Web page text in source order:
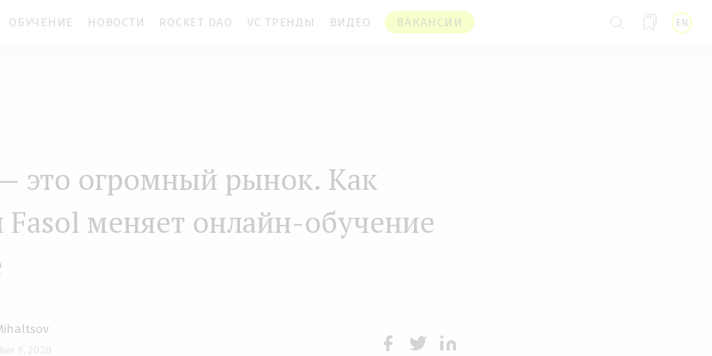
EN
ОБУЧЕНИЕ НОВОСТИ ROCKET DAO VC ТРЕНДЫ ВИДЕО ВАКАНСИИ
это огромный рынок. Как
Fasol меняет онлайн-обучение
9, 2020